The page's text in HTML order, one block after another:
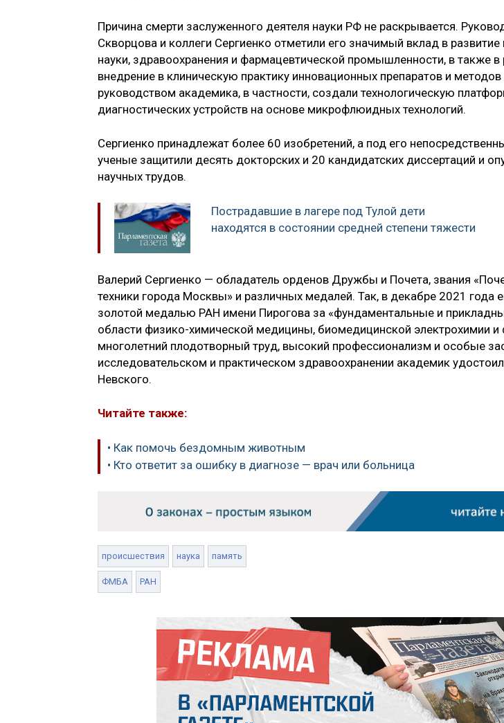
Причина смерти заслуженного деятеля науки РФ не раскрывается.
Скворцова и коллеги Сергиенко отметили его значимый вклад в
науки, здравоохранения и фармацевтической промышленности, в также в
внедрение в клиническую практику инновационных препаратов и
руководством академика, в частности, создали технологическую
диагностических устройств на основе микрофлюидных технологий.
Сергиенко принадлежат более 60 изобретений, а под его
ученые защитили десять докторских и 20 кандидатских диссертаций и
научных трудов.
Пострадавшие в лагере под Тулой дети
находятся в состоянии средней степени тяжести
Валерий Сергиенко — обладатель орденов Дружбы и Почета, звания
техники города Москвы» и различных медалей. Так, в декабре 2021 года
золотой медалью РАН имени Пирогова за «фундаментальные и
области физико-химической медицины, биомедицинской электрохимии и
многолетний плодотворный труд, высокий профессионализм и особые
исследовательском и практическом здравоохранении академик
Невского.
Читайте также:
• Как помочь бездомным животным
• Кто ответит за ошибку в диагнозе — врач или больница
происшествия наука память
ФМБА РАН